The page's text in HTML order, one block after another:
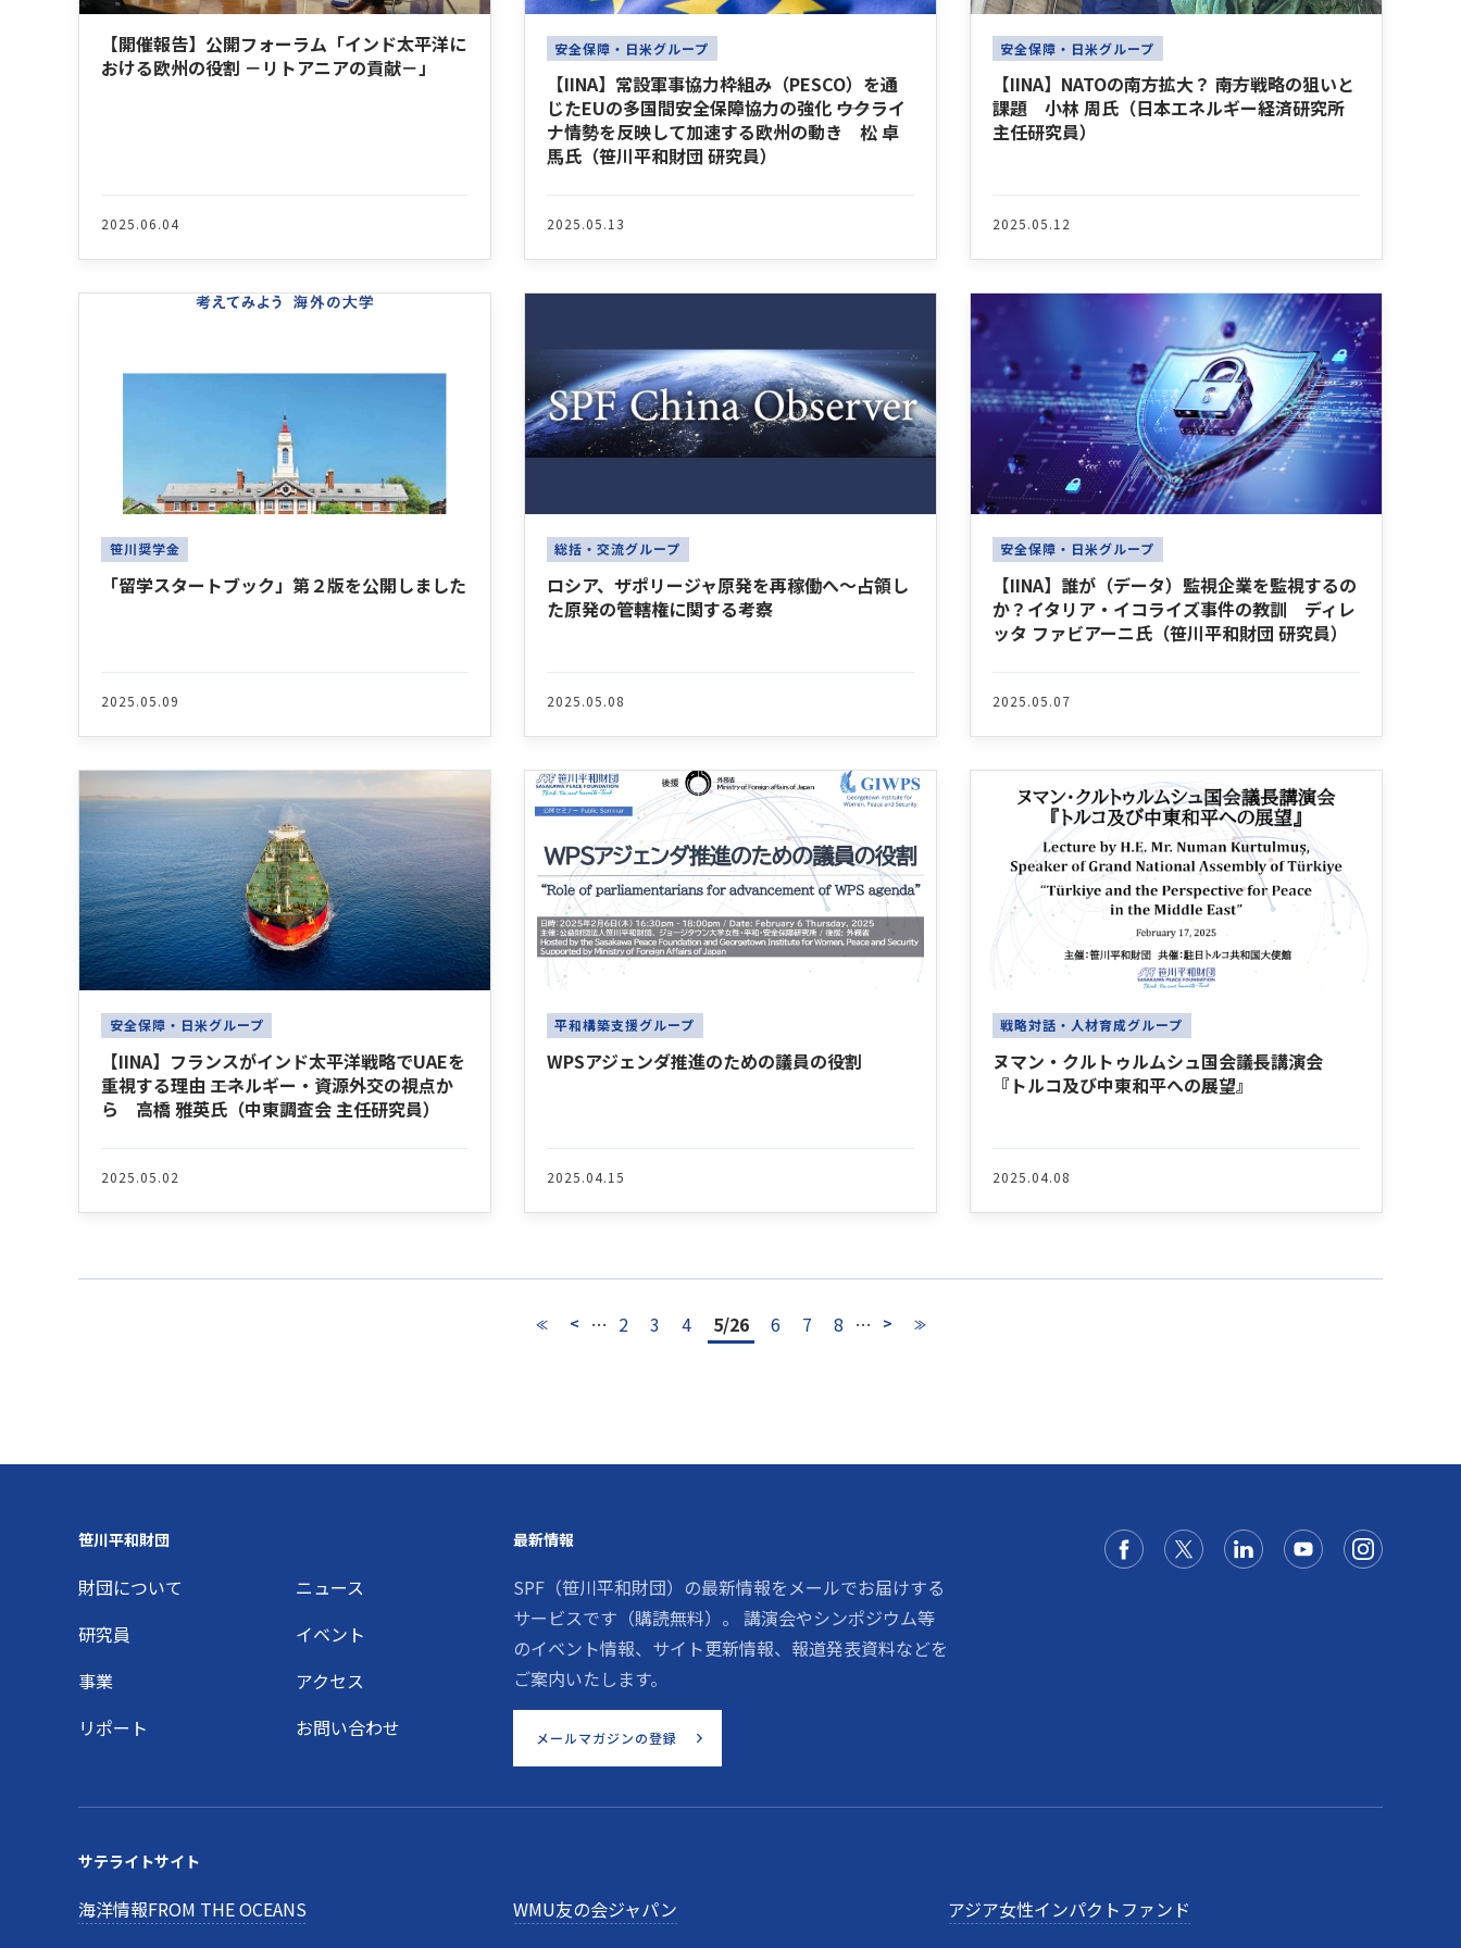
【開催報告】公開フォーラム「インド太平洋に
おける欧州の役割 －リトアニアの貢献－」
2025.06.04
安全保障・日米グループ
【IINA】常設軍事協力枠組み（PESCO）を通
じたEUの多国間安全保障協力の強化 ――ウクライ
ナ情勢を反映して加速する欧州の動き 松 卓
馬氏（笹川平和財団 研究員）
2025.05.13
安全保障・日米グループ
【IINA】NATOの南方拡大？ ――南方戦略の狙いと
課題 小林 周氏（日本エネルギー経済研究所
主任研究員）
2025.05.12
笹川奨学金
「留学スタートブック」第２版を公開しました
2025.05.09
総括・交流グループ
ロシア、ザポリージャ原発を再稼働へ～占領し
た原発の管轄権に関する考察
2025.05.08
安全保障・日米グループ
【IINA】誰が（データ）監視企業を監視するの
か？イタリア・イコライズ事件の教訓 ディレ
ッタ ファビアーニ氏（笹川平和財団 研究員）
2025.05.07
安全保障・日米グループ
【IINA】フランスがインド太平洋戦略でUAEを
重視する理由 ――エネルギー・資源外交の視点か
ら 高橋 雅英氏（中東調査会 主任研究員）
2025.05.02
平和構築支援グループ
WPSアジェンダ推進のための議員の役割
2025.04.15
戦略対話・人材育成グループ
ヌマン・クルトゥルムシュ国会議長講演会
『トルコ及び中東和平への展望』
2025.04.08
≪ < … 2 3 4 5/26 6 7 8 … > ≫
Footer
笹川平和財団
財団について
ニュース
研究員
イベント
事業
アクセス
リポート
お問い合わせ
最新情報
SPF（笹川平和財団）の最新情報をメールでお届けする
サービスです（購読無料）。 講演会やシンポジウム等
のイベント情報、サイト更新情報、報道発表資料などを
ご案内いたします。
メールマガジンの登録
サテライトサイト
海洋情報FROM THE OCEANS WMU友の会ジャパン
アジア女性インパクトファンド